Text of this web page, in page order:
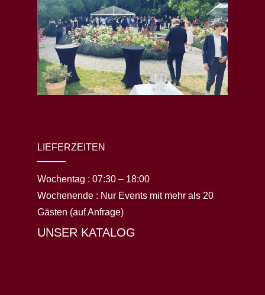
LIEFERZEITEN
Wochentag : 07:30 – 18:00
Wochenende : Nur Events mit mehr als 20
Gästen (auf Anfrage)
UNSER KATALOG